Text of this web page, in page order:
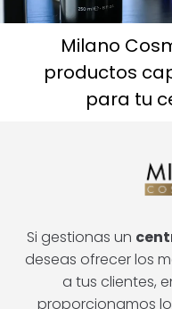
Milano
productos
para tu
Si gestionas un
deseas ofrecer los
a tus clientes,
proporcionamos